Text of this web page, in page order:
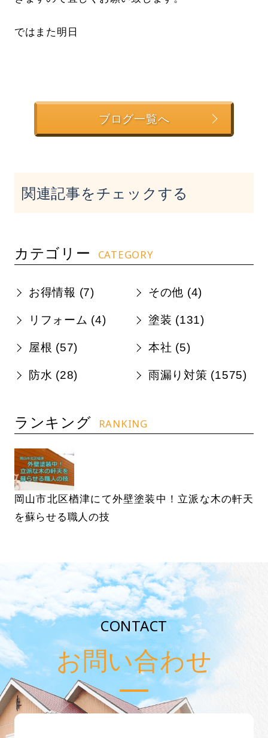
ではまた明日
ブログ一覧へ
関連記事をチェックする
カテゴリー CATEGORY
お得情報 (7) その他 (4)
リフォーム (4) 塗装 (131)
屋根 (57) 本社 (5)
防水 (28) 雨漏り対策 (1575)
ランキング RANKING
岡山市北区楢津にて外壁塗装中！立派な木の軒天
を蘇らせる職人の技
CONTACT
お問い合わせ